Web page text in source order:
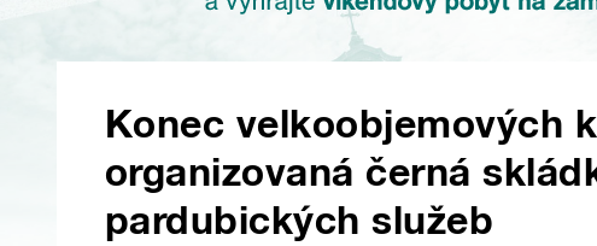
Konec velkoobjemových
organizovaná černá
pardubických služeb